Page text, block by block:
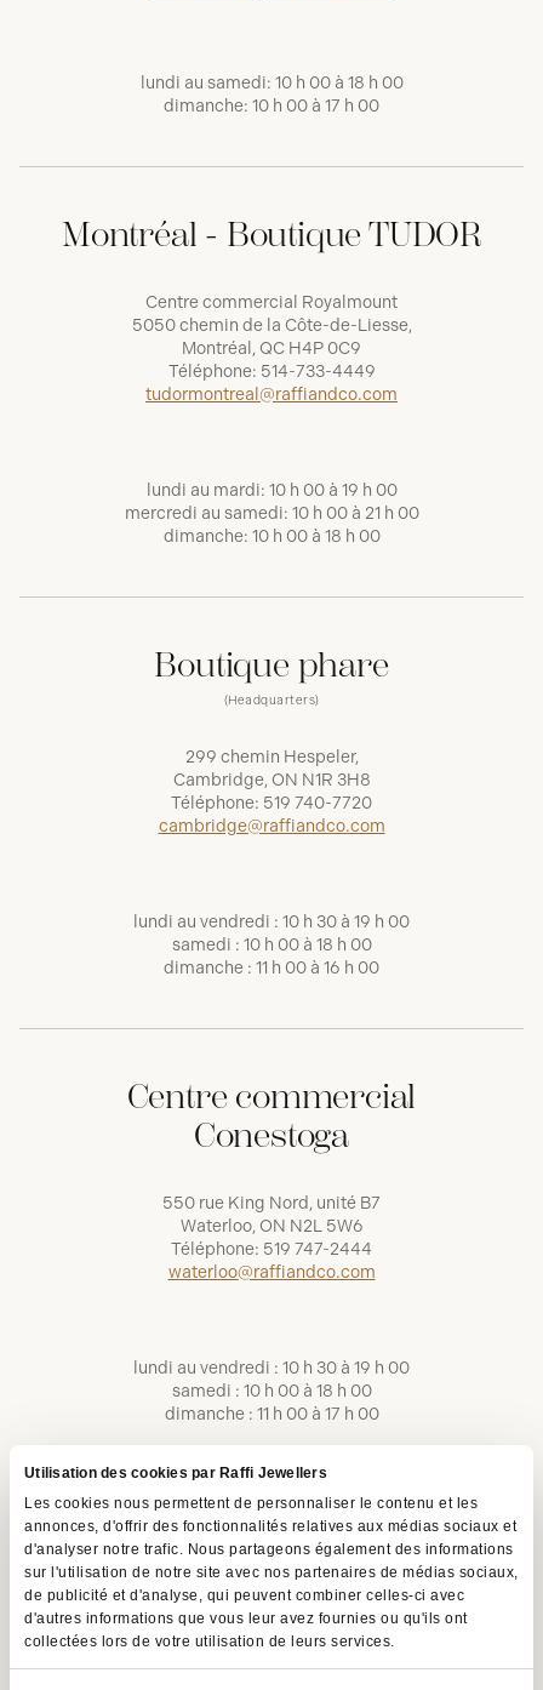
Utilisation des cookies par Raffi Jewellers
Les cookies nous permettent de personnaliser le contenu et les
annonces, d'offrir des fonctionnalités relatives aux médias sociaux et
d'analyser notre trafic. Nous partageons également des informations
sur l'utilisation de notre site avec nos partenaires de médias sociaux,
de publicité et d'analyse, qui peuvent combiner celles-ci avec
d'autres informations que vous leur avez fournies ou qu'ils ont
collectées lors de votre utilisation de leurs services.
lundi au samedi: 10 h 00 à 18 h 00
dimanche: 10 h 00 à 17 h 00
Montréal - Boutique TUDOR
Centre commercial Royalmount
5050 chemin de la Côte-de-Liesse,
Montréal, QC H4P 0C9
Téléphone: 514-733-4449
tudormontreal@raffiandco.com
lundi au mardi: 10 h 00 à 19 h 00
mercredi au samedi: 10 h 00 à 21 h 00
dimanche: 10 h 00 à 18 h 00
Boutique phare
(Headquarters)
299 chemin Hespeler,
Cambridge, ON N1R 3H8
Téléphone: 519 740-7720
cambridge@raffiandco.com
lundi au vendredi : 10 h 30 à 19 h 00
samedi : 10 h 00 à 18 h 00
dimanche : 11 h 00 à 16 h 00
Centre commercial
Conestoga
550 rue King Nord, unité B7
Waterloo, ON N2L 5W6
Téléphone: 519 747-2444
waterloo@raffiandco.com
lundi au vendredi : 10 h 30 à 19 h 00
samedi : 10 h 00 à 18 h 00
dimanche : 11 h 00 à 17 h 00